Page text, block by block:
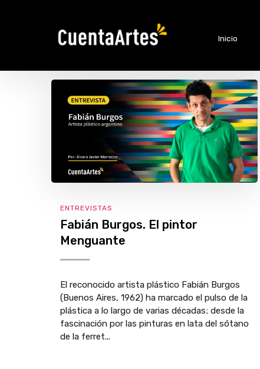
Inicio
ENTREVISTAS
Fabián Burgos. El pintor
Menguante
El reconocido artista plástico Fabián Burgos
(Buenos Aires, 1962) ha marcado el pulso de la
plástica a lo largo de varias décadas; desde la
fascinación por las pinturas en lata del sótano
de la ferret...